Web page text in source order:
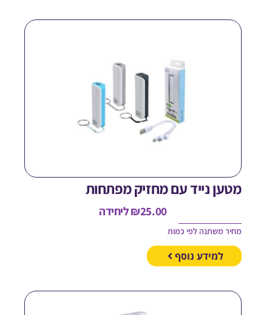
נייד עם מחזיק מפתחות
₪ליחידה
משתנה לפי כמות
למידע נוסף